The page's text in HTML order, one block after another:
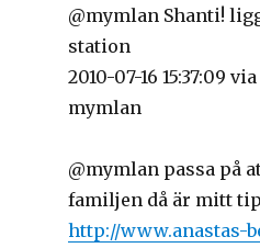
@mymlan Shanti!
station
2010-07-16 15:37:09
mymlan
@mymlan passa på
familjen då är mitt
http://www.anastas-